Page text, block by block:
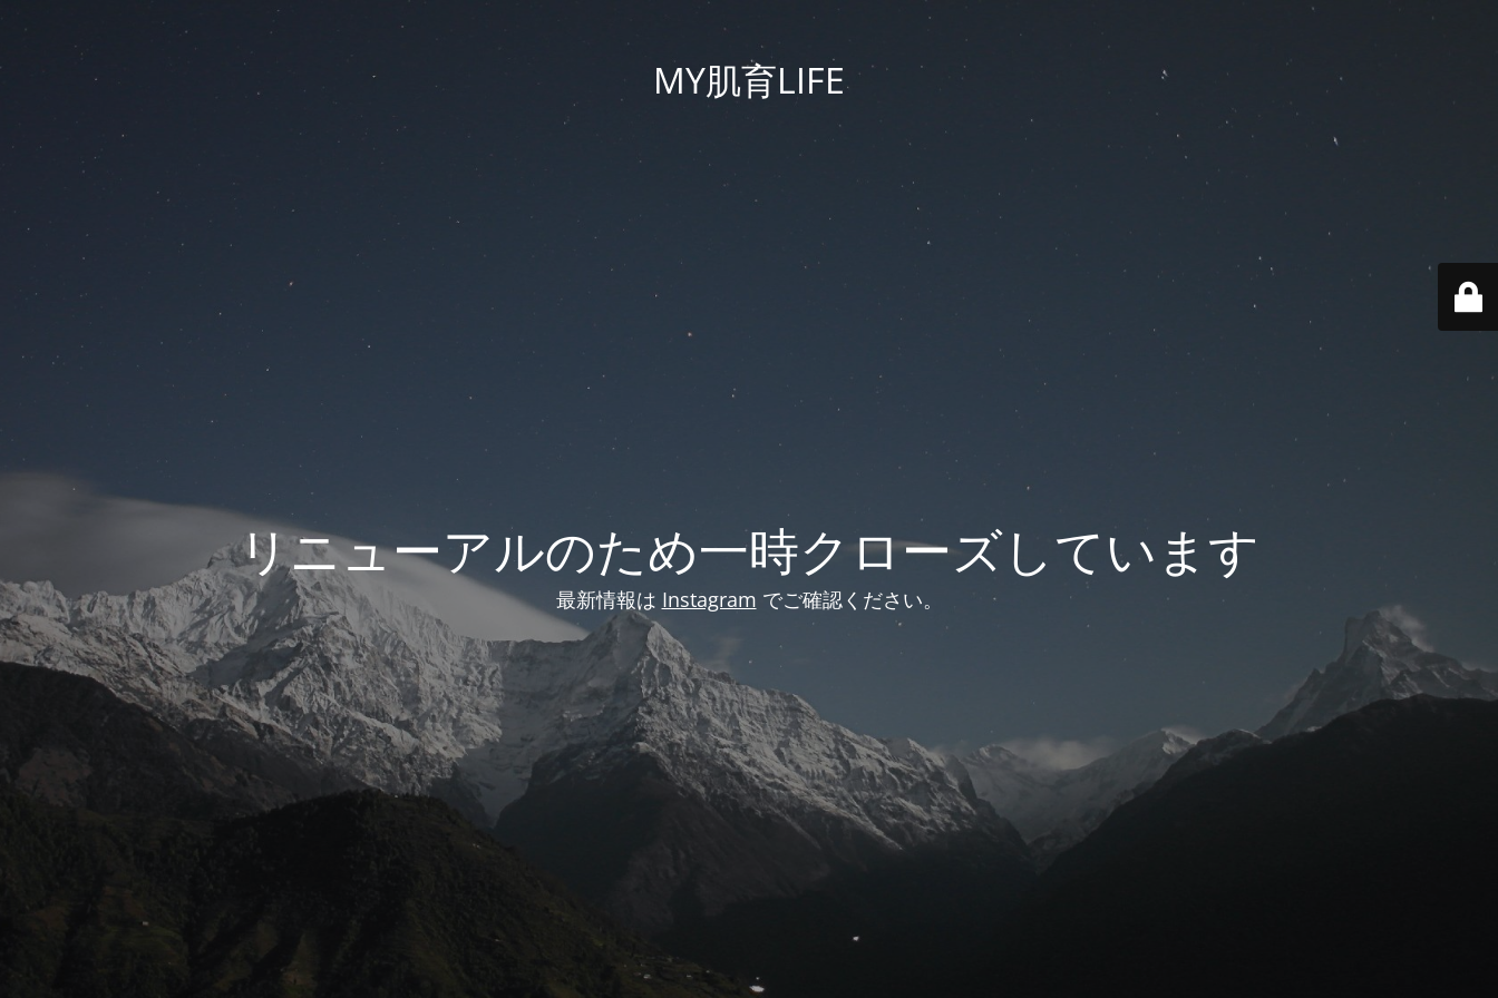
MY肌育LIFE
リニューアルのため一時クローズしています
最新情報は Instagram でご確認ください。